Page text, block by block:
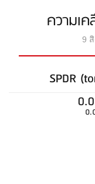
ความเ
9
SPDR